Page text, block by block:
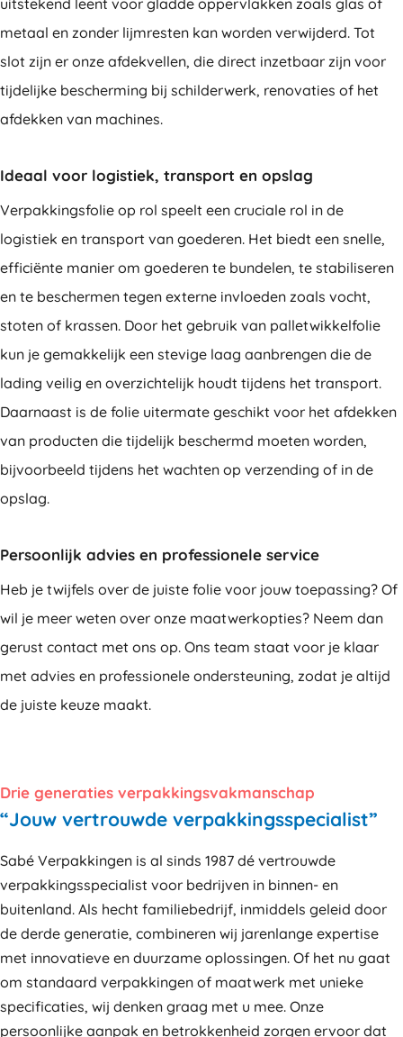
metaal en zonder lijmresten kan worden verwijderd. Tot
slot zijn er onze afdekvellen, die direct inzetbaar zijn voor
tijdelijke bescherming bij schilderwerk, renovaties of het
afdekken van machines.
Ideaal voor logistiek, transport en opslag
Verpakkingsfolie op rol speelt een cruciale rol in de
logistiek en transport van goederen. Het biedt een snelle,
efficiënte manier om goederen te bundelen, te stabiliseren
en te beschermen tegen externe invloeden zoals vocht,
stoten of krassen. Door het gebruik van palletwikkelfolie
kun je gemakkelijk een stevige laag aanbrengen die de
lading veilig en overzichtelijk houdt tijdens het transport.
Daarnaast is de folie uitermate geschikt voor het afdekken
van producten die tijdelijk beschermd moeten worden,
bijvoorbeeld tijdens het wachten op verzending of in de
opslag.
Persoonlijk advies en professionele service
Heb je twijfels over de juiste folie voor jouw toepassing? Of
wil je meer weten over onze maatwerkopties? Neem dan
gerust contact met ons op. Ons team staat voor je klaar
met advies en professionele ondersteuning, zodat je altijd
de juiste keuze maakt.
Drie generaties verpakkingsvakmanschap
“Jouw vertrouwde verpakkingsspecialist”
Sabé Verpakkingen is al sinds 1987 dé vertrouwde
verpakkingsspecialist voor bedrijven in binnen- en
buitenland. Als hecht familiebedrijf, inmiddels geleid door
de derde generatie, combineren wij jarenlange expertise
met innovatieve en duurzame oplossingen. Of het nu gaat
om standaard verpakkingen of maatwerk met unieke
specificaties, wij denken graag met u mee. Onze
persoonlijke aanpak en betrokkenheid zorgen ervoor dat